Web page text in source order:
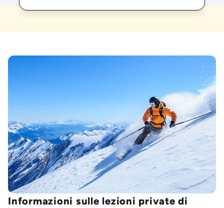
Informazioni sulle lezioni private di